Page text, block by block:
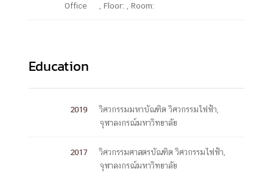
Office , Floor: , Room:
Education
2019
วิศวกรรมมหาบัณฑิต วิศวกรรมไฟฟ้า,
จุฬาลงกรณ์มหาวิทยาลัย
2017
วิศวกรรมศาสตรบัณฑิต วิศวกรรมไฟฟ้า,
จุฬาลงกรณ์มหาวิทยาลัย